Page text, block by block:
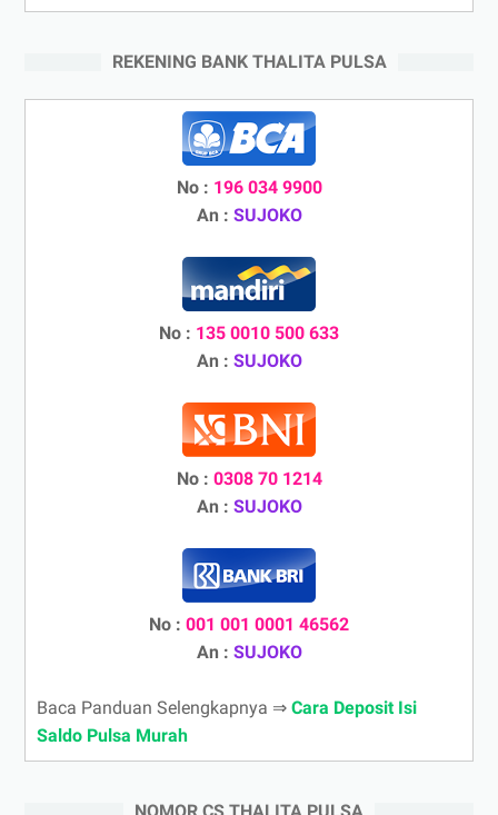
REKENING BANK THALITA PULSA
No : 196 034 9900
An : SUJOKO
No : 135 0010 500 633
An : SUJOKO
No : 0308 70 1214
An : SUJOKO
No : 001 001 0001 46562
An : SUJOKO
Baca Panduan Selengkapnya ⇒ Cara Deposit Isi
Saldo Pulsa Murah